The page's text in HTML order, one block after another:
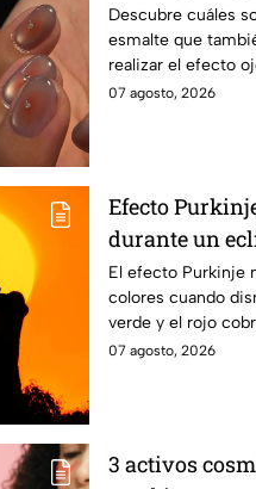
elegantes
Descubre cuáles
esmalte que
realizar el efecto
moderna
07 agosto, 2026
Efecto
durante un
El efecto Purkinje
colores cuando
verde y el rojo
eclipse.
07 agosto, 2026
3 activos